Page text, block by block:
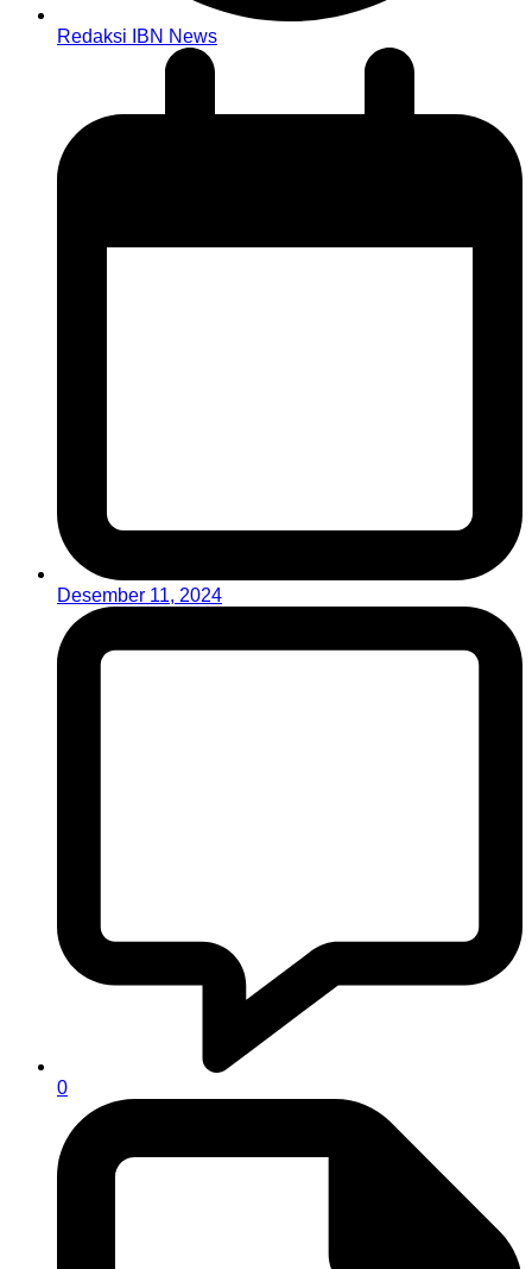
Redaksi IBN News
Desember 11, 2024
0